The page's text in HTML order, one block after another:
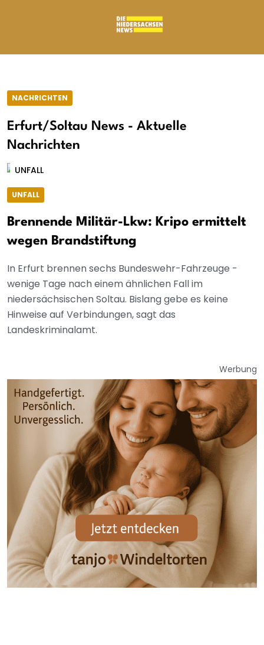
NACHRICHTEN
Erfurt/Soltau News - Aktuelle
Nachrichten
UNFALL
UNFALL
Brennende Militär-Lkw: Kripo ermittelt
wegen Brandstiftung
In Erfurt brennen sechs Bundeswehr-Fahrzeuge -
wenige Tage nach einem ähnlichen Fall im
niedersächsischen Soltau. Bislang gebe es keine
Hinweise auf Verbindungen, sagt das
Landeskriminalamt.
Werbung